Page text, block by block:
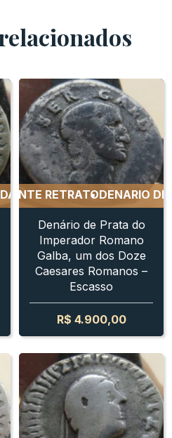
DRACMA DA
RETRATODENARIO DE
Denário de Prata do
Imperador Romano
Galba, um dos Doze
Caesares Romanos –
Escasso
R$ 4.900,00